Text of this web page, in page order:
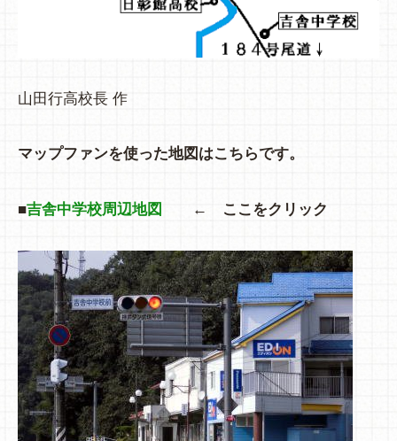
山田行高校長 作
マップファンを使った地図はこちらです。
■吉舎中学校周辺地図 ← ここをクリック